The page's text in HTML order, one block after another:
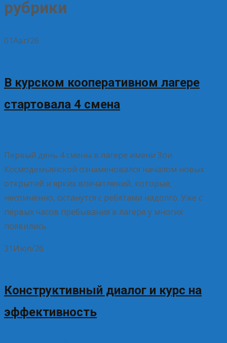
рубрики
01Авг/26
В курском кооперативном лагере
стартовала 4 смена
Первый день 4 смены в лагере имени Зои
Космодемьянской ознаменовался началом новых
открытий и ярких впечатлений, которые,
несомненно, останутся с ребятами надолго. Уже с
первых часов пребывания в лагере у многих
появились
31Июл/26
Конструктивный диалог и курс на
эффективность